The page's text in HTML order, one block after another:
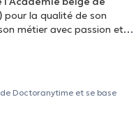
pour la qualité de son
métier avec passion et
chaque geste et à
positive, en favorisant
en particulier des plus
Doctoranytime et se base